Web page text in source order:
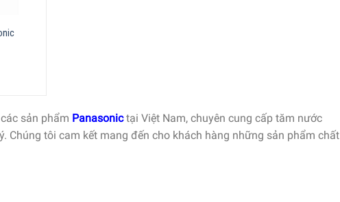
sản phẩm Panasonictại Việt Nam, chuyên cung cấp tăm nước
Chúng tôi cam kết mang đến cho khách hàng những sản phẩm chất